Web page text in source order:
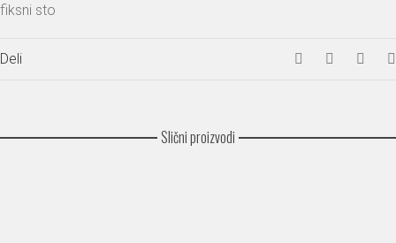
fiksni sto
Deli
Slični proizvodi